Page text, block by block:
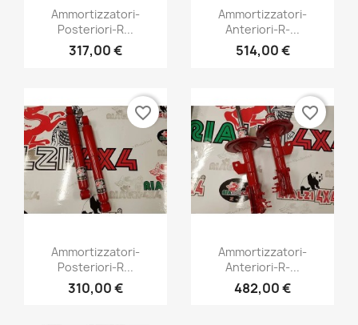
Vista rápida
+1
Ammortizzatori-
Posteriori-R...
317,00 €
Vista rápida
+1
Ammortizzatori-
Anteriori-R-...
514,00 €
Vista rápida
+1
Ammortizzatori-
Posteriori-R...
310,00 €
favorite_border
Vista rápida
+1
Ammortizzatori-
Anteriori-R-...
482,00 €
favorite_border